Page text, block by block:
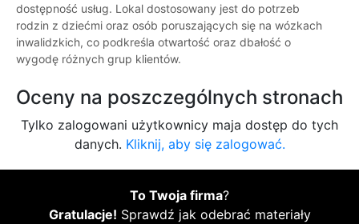
dostępność usług. Lokal dostosowany jest do potrzeb
rodzin z dziećmi oraz osób poruszających się na wózkach
inwalidzkich, co podkreśla otwartość oraz dbałość o
wygodę różnych grup klientów.
Oceny na poszczególnych stronach
Tylko zalogowani użytkownicy maja dostęp do tych
danych. Kliknij, aby się zalogować.
To Twoja firma?
Gratulacje! Sprawdź jak odebrać materiały